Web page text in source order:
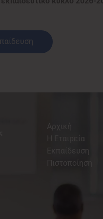
Αρχική
Η Εταιρεία
Εκπαίδευση
Πιστοποίηση